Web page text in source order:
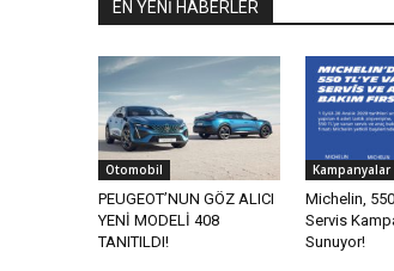
EN YENİ HABERLER
Otomobil
PEUGEOT’NUN GÖZ ALICI
YENİ MODELİ 408
TANITILDI!
Kampanyalar
Michelin,
Servis
Sunuyor!